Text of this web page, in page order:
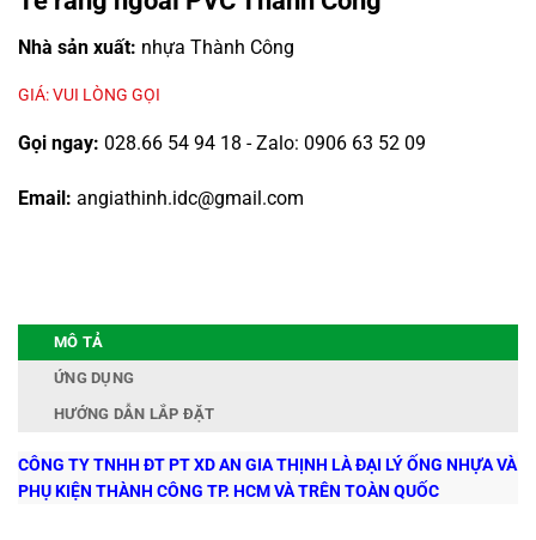
Nhà sản xuất: nhựa Thành Công
GIÁ: VUI LÒNG GỌI
Gọi ngay: 028.66 54 94 18 - Zalo: 0906 63 52 09
Email: angiathinh.idc@gmail.com
MÔ TẢ
ỨNG DỤNG
HƯỚNG DẪN LẮP ĐẶT
CÔNG TY TNHH ĐT PT XD AN GIA THỊNH LÀĐẠI LÝ ỐNG NHỰA VÀ
PHỤ KIỆN THÀNH CÔNG TP. HCM VÀ TRÊN TOÀN QUỐC